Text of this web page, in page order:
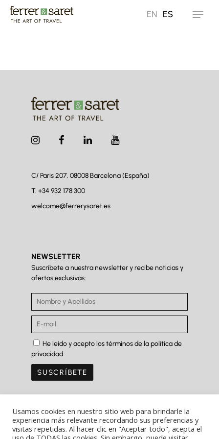
Skip
EN ES Menu
C/ Paris 207. 08008Barcelona (España)
T. +34 932 178 300
welcome@ferrerysaret.es
NEWSLETTER
Suscríbete a nuestra newsletter y recibe noticias y
ofertas exclusivas:
He leído y acepto los términos de la política de
privacidad
Copyright Ⓒ Ferrer&Saret 2022
Usamos cookies en nuestro sitio web para brindarle la
experiencia más relevante recordando sus preferencias y
visitas repetidas. Al hacer clic en "Aceptar todo", acepta el